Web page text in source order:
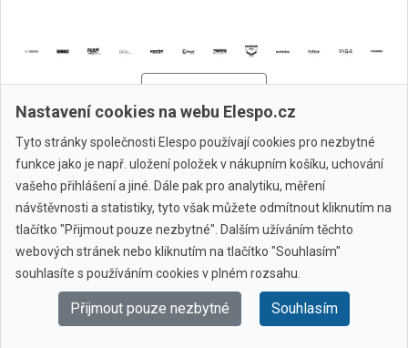
Všechny značky
© 2010 - 2026 Elespo.cz
Nastavení cookies na webu Elespo.cz
Tyto stránky společnosti Elespo používají cookies pro nezbytné
funkce jako je např. uložení položek v nákupním košíku, uchování
vašeho přihlášení a jiné. Dále pak pro analytiku, měření
návštěvnosti a statistiky, tyto však můžete odmítnout kliknutím na
tlačítko "Přijmout pouze nezbytné". Dalším užíváním těchto
webových stránek nebo kliknutím na tlačítko "Souhlasím"
souhlasíte s používáním cookies v plném rozsahu.
Přijmout pouze nezbytné Souhlasím